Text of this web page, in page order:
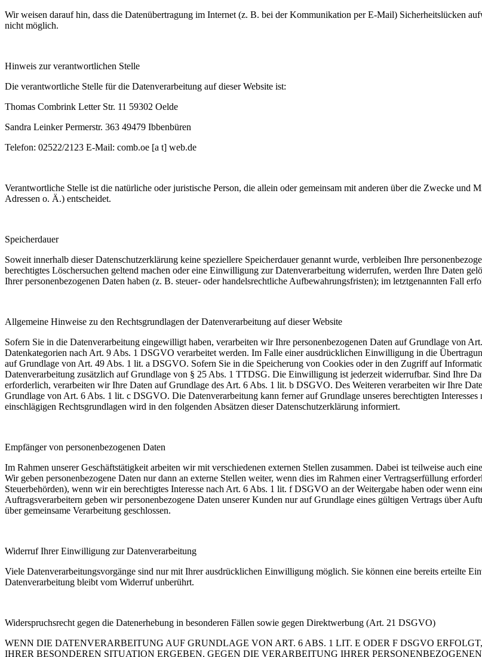
Wir weisen darauf hin, dass die Datenübertragung im Internet (z. B. bei der Kommunikation per E-Mail) Sicherheitslücken
nicht möglich.
Hinweis zur verantwortlichen Stelle
Die verantwortliche Stelle für die Datenverarbeitung auf dieser Website ist:
Thomas Combrink Letter Str. 11 59302 Oelde
Sandra Leinker Permerstr. 363 49479 Ibbenbüren
Telefon: 02522/2123 E-Mail: comb.oe [a t] web.de
Verantwortliche Stelle ist die natürliche oder juristische Person, die allein oder gemeinsam mit anderen über die Zwecke und
Adressen o. Ä.) entscheidet.
Speicherdauer
Soweit innerhalb dieser Datenschutzerklärung keine speziellere Speicherdauer genannt wurde, verbleiben Ihre
berechtigtes Löschersuchen geltend machen oder eine Einwilligung zur Datenverarbeitung widerrufen, werden Ihre Daten
Ihrer personenbezogenen Daten haben (z. B. steuer- oder handelsrechtliche Aufbewahrungsfristen); im letztgenannten Fall
Allgemeine Hinweise zu den Rechtsgrundlagen der Datenverarbeitung auf dieser Website
Sofern Sie in die Datenverarbeitung eingewilligt haben, verarbeiten wir Ihre personenbezogenen Daten auf Grundlage von
Datenkategorien nach Art. 9 Abs. 1 DSGVO verarbeitet werden. Im Falle einer ausdrücklichen Einwilligung in die
auf Grundlage von Art. 49 Abs. 1 lit. a DSGVO. Sofern Sie in die Speicherung von Cookies oder in den Zugriff auf
Datenverarbeitung zusätzlich auf Grundlage von § 25 Abs. 1 TTDSG. Die Einwilligung ist jederzeit widerrufbar. Sind Ihre
erforderlich, verarbeiten wir Ihre Daten auf Grundlage des Art. 6 Abs. 1 lit. b DSGVO. Des Weiteren verarbeiten wir Ihre
Grundlage von Art. 6 Abs. 1 lit. c DSGVO. Die Datenverarbeitung kann ferner auf Grundlage unseres berechtigten
einschlägigen Rechtsgrundlagen wird in den folgenden Absätzen dieser Datenschutzerklärung informiert.
Empfänger von personenbezogenen Daten
Im Rahmen unserer Geschäftstätigkeit arbeiten wir mit verschiedenen externen Stellen zusammen. Dabei ist teilweise auch
Wir geben personenbezogene Daten nur dann an externe Stellen weiter, wenn dies im Rahmen einer Vertragserfüllung
Steuerbehörden), wenn wir ein berechtigtes Interesse nach Art. 6 Abs. 1 lit. f DSGVO an der Weitergabe haben oder wenn
Auftragsverarbeitern geben wir personenbezogene Daten unserer Kunden nur auf Grundlage eines gültigen Vertrags über
über gemeinsame Verarbeitung geschlossen.
Widerruf Ihrer Einwilligung zur Datenverarbeitung
Viele Datenverarbeitungsvorgänge sind nur mit Ihrer ausdrücklichen Einwilligung möglich. Sie können eine bereits erteilte
Datenverarbeitung bleibt vom Widerruf unberührt.
Widerspruchsrecht gegen die Datenerhebung in besonderen Fällen sowie gegen Direktwerbung (Art. 21 DSGVO)
WENN DIE DATENVERARBEITUNG AUF GRUNDLAGE VON ART. 6 ABS. 1 LIT. E ODER F DSGVO
IHRER BESONDEREN SITUATION ERGEBEN, GEGEN DIE VERARBEITUNG IHRER